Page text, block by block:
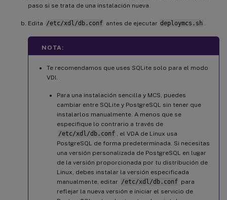
paso si se trata de una instalación nueva.
Edita /etc/xdl/db.conf antes de ejecutar deploymcs.sh
NOTA:
Te recomendamos que uses SQLite solo para el modo
VDI.
Para una instalación sencilla y MCS, puedes
cambiar entre SQLite y PostgreSQL sin tener que
instalarlos manualmente. A menos que se
especifique lo contrario a través de
/etc/xdl/db.conf
, el VDA de Linux usa
PostgreSQL de forma predeterminada. Si necesitas
una versión personalizada de PostgreSQL en lugar
de la versión proporcionada por tu distribución de
Linux, debes instalar la versión especificada
manualmente, editar /etc/xdl/db.conf para
reflejar la nueva versión e iniciar el servicio de